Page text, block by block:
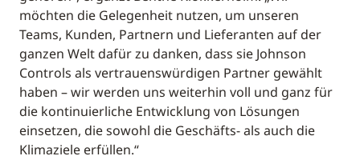
möchten die Gelegenheit nutzen, um unseren
Teams, Kunden, Partnern und Lieferanten auf der
ganzen Welt dafür zu danken, dass sie Johnson
Controls als vertrauenswürdigen Partner gewählt
haben – wir werden uns weiterhin voll und ganz für
die kontinuierliche Entwicklung von Lösungen
einsetzen, die sowohl die Geschäfts- als auch die
Klimaziele erfüllen.“